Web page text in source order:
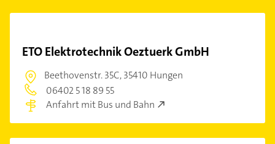
ETO Elektrotechnik Oeztuerk GmbH
Beethovenstr. 35C,35410 Hungen
06402 5 18 89 55
Anfahrt mit Bus und Bahn